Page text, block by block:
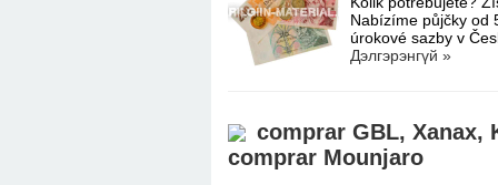
Nabízíme půjčky od
úrokové sazby v
Дэлгэрэнгүй »
comprar GBL, Xanax,
comprar Mounjaro